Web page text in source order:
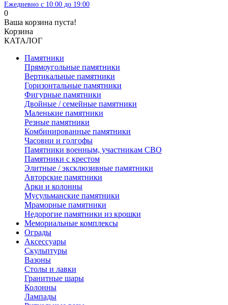
Ежедневно с 10:00 до 19:00
0
Ваша корзина пуста!
Корзина
КАТАЛОГ
Памятники
Прямоугольные памятники
Вертикальные памятники
Горизонтальные памятники
Фигурные памятники
Двойные / семейные памятники
Маленькие памятники
Резные памятники
Комбинированные памятники
Часовни и голгофы
Памятники военным, участникам СВО
Памятники с крестом
Элитные / эксклюзивные памятники
Авторские памятники
Арки и колонны
Мусульманские памятники
Мраморные памятники
Недорогие памятники из крошки
Мемориальные комплексы
Ограды
Аксессуары
Скульптуры
Вазоны
Столы и лавки
Гранитные шары
Колонны
Лампады